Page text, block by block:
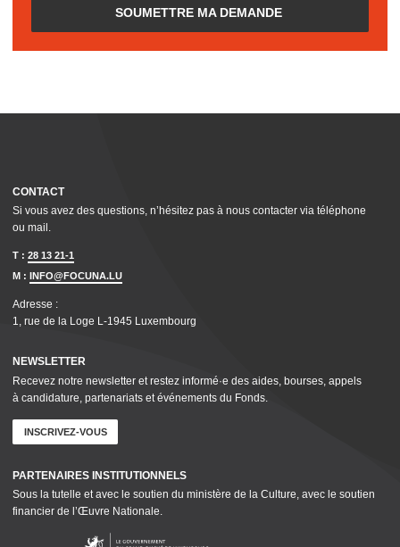
SOUMETTRE MA DEMANDE
CONTACT
Si vous avez des questions, n’hésitez pas à nous contacter via téléphone
ou mail.
T : 28 13 21-1
M : INFO@FOCUNA.LU
Adresse :
1, rue de la Loge L‑1945 Luxembourg
NEWSLETTER
Recevez notre newsletter et restez informé·e des aides, bourses, appels
à candidature, parte­nar­i­ats et événements du Fonds.
INSCRIVEZ-VOUS
PARTENAIRES INSTI­TU­TION­NELS
Sous la tutelle et avec le soutien du ministère de la Culture, avec le soutien
financier de l’Œuvre Nationale.